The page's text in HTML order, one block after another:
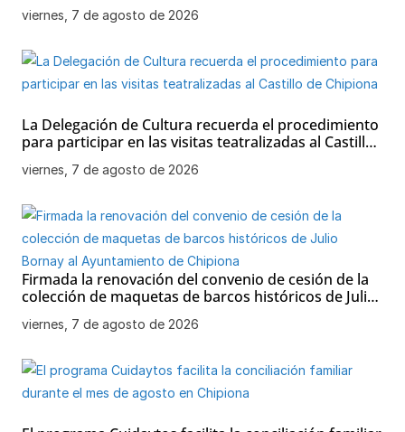
viernes, 7 de agosto de 2026
La Delegación de Cultura recuerda el procedimiento
para participar en las visitas teatralizadas al Castillo
de Chipiona
viernes, 7 de agosto de 2026
Firmada la renovación del convenio de cesión de la
colección de maquetas de barcos históricos de Julio
Bornay al Ayuntamiento de Chipiona
viernes, 7 de agosto de 2026